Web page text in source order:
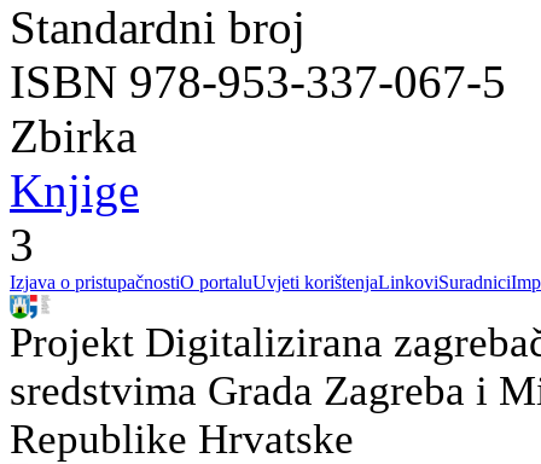
Standardni broj
ISBN 978-953-337-067-5
Zbirka
Knjige
3
Izjava o pristupačnostiO portaluUvjeti korištenjaLinkoviSuradnici
Projekt Digitalizirana
sredstvima Grada Zagreba i
Republike Hrvatske